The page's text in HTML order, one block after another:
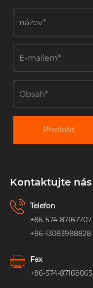
Předložit
Kontaktujte nás
Telefon
+86-574-87167707
+86-13083988828
Fax
+86-574-87168065